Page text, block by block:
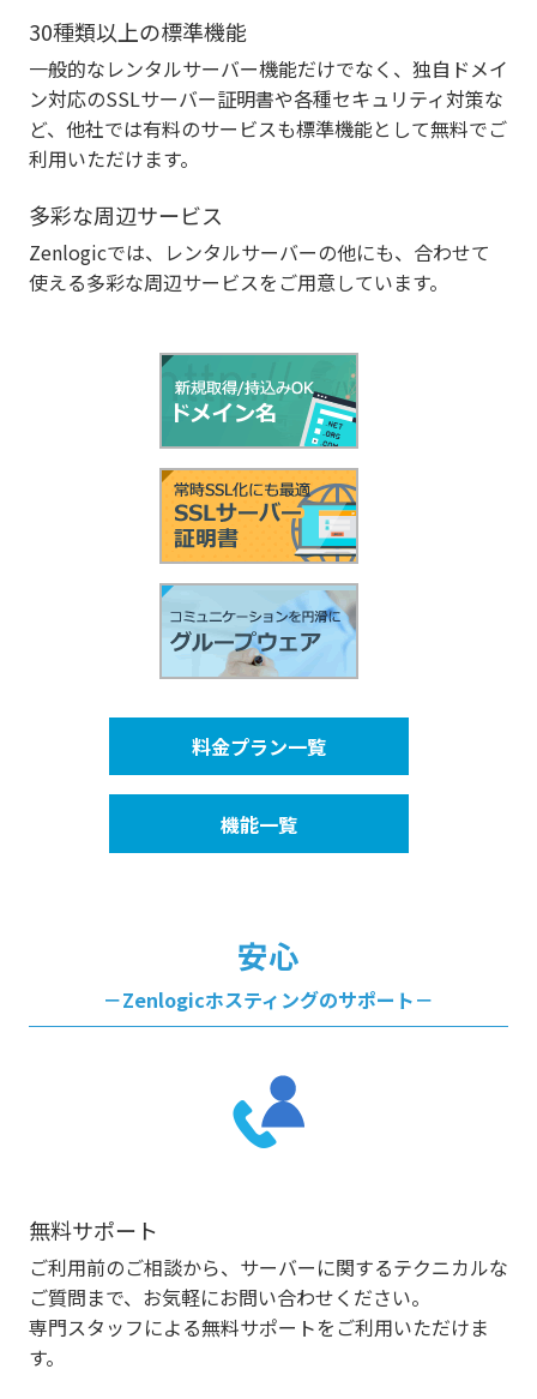
30種類以上の標準機能
一般的なレンタルサーバー機能だけでなく、独自ドメイ
ン対応のSSLサーバー証明書や各種セキュリティ対策な
ど、他社では有料のサービスも標準機能として無料でご
利用いただけます。
多彩な周辺サービス
Zenlogicでは、レンタルサーバーの他にも、合わせて
使える多彩な周辺サービスをご用意しています。
料金プラン一覧
機能一覧
安心
－Zenlogicホスティングのサポート－
無料サポート
ご利用前のご相談から、サーバーに関するテクニカルな
ご質問まで、お気軽にお問い合わせください。
専門スタッフによる無料サポートをご利用いただけま
す。